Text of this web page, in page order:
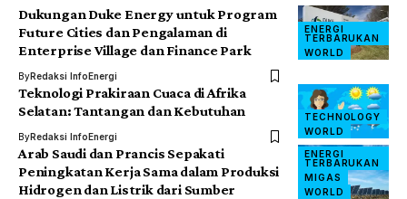
ENERGI
TERBARUKAN
WORLD
Dukungan Duke Energy untuk Program
Future Cities dan Pengalaman di
Enterprise Village dan Finance Park
ByRedaksi InfoEnergi
TECHNOLOGY
WORLD
Teknologi Prakiraan Cuaca di Afrika
Selatan: Tantangan dan Kebutuhan
ByRedaksi InfoEnergi
ENERGI
TERBARUKAN
MIGAS
WORLD
Arab Saudi dan Prancis Sepakati
Peningkatan Kerja Sama dalam Produksi
Hidrogen dan Listrik dari Sumber